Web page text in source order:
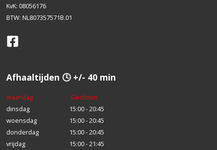
KvK: 08056176
BTW: NL807357571B.01
Afhaaltijden 🕓 +/- 40 min
maandag
Gesloten
dinsdag
15:00 - 20:45
woensdag
15:00 - 20:45
donderdag
15:00 - 20:45
vrijdag
15:00 - 21:45